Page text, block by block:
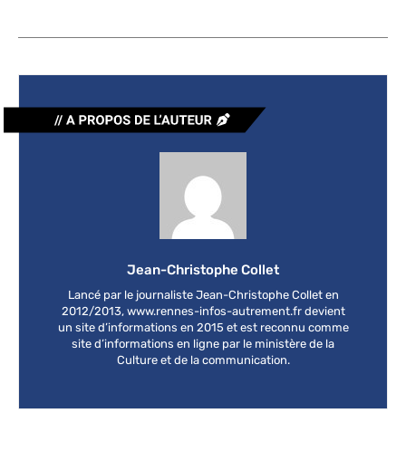
Jean-Christophe Collet
Lancé par le journaliste Jean-Christophe Collet en
2012/2013, www.rennes-infos-autrement.fr devient
un site d’informations en 2015 et est reconnu comme
site d’informations en ligne par le ministère de la
Culture et de la communication.